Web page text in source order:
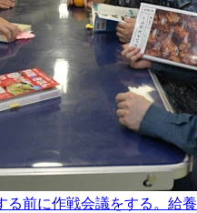
る前に作戦会議をする。給養